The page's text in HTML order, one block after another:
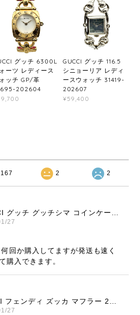
グッチ 6300L
ーツ レディース
ッチ GP/革
202604
GUCCI グッチ 116.5
シニョーリア レディ
ースウォッチ 31419-
202607
¥59,400
167 2 2
GUCCI グッチ グッチシマ コインケース ブラック 9347-202212
27
回か購入してますが発送も速く
購入できます。
FENDI フェンディ ズッカ マフラー 22816-202512
27